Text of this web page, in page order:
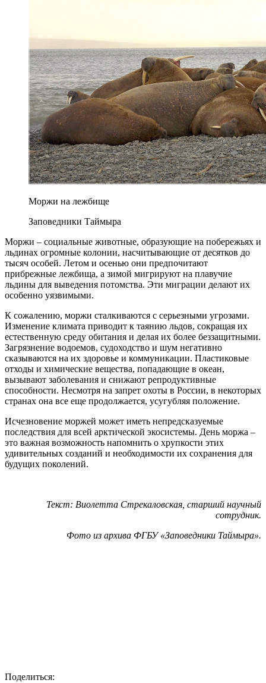
Моржи на лежбище
Заповедники Таймыра
Моржи – социальные животные, образующие на побережьях и
тысяч особей. Летом и осенью они предпочитают
прибрежные лежбища, а зимой мигрируют на плавучие
льдины для выведения потомства. Эти миграции делают их
особенно уязвимыми.
К сожалению, моржи сталкиваются с серьезными угрозами.
естественную среду обитания и делая их более беззащитными.
Загрязнение водоемов, судоходство и шум негативно
сказываются на их здоровье и коммуникации. Пластиковые
отходы и химические вещества, попадающие в океан,
вызывают заболевания и снижают репродуктивные
способности. Несмотря на запрет охоты в России, в некоторых
странах она все еще продолжается, усугубляя положение.
Исчезновение моржей может иметь непредсказуемые
это важная возможность напомнить о хрупкости этих
удивительных созданий и необходимости их сохранения для
будущих поколений.
Фото из архива ФГБУ «Заповедники Таймыра».